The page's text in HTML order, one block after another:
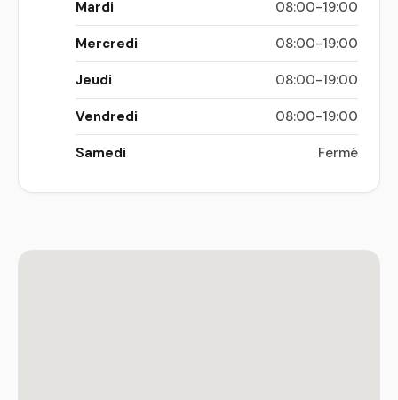
Mardi 08:00-19:00
Mercredi 08:00-19:00
Jeudi 08:00-19:00
Vendredi 08:00-19:00
Samedi Fermé